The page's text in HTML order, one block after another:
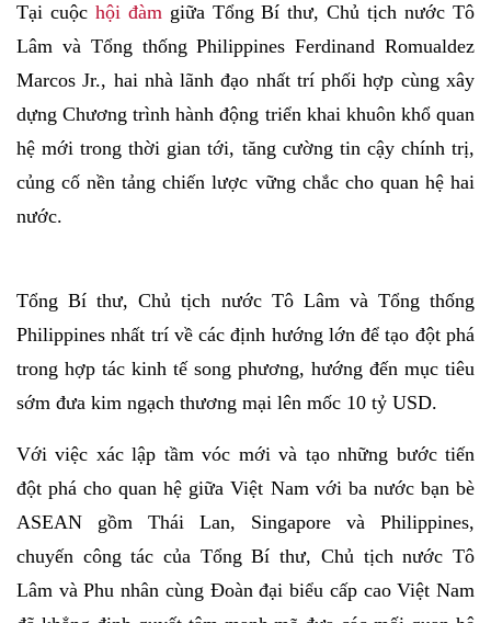
Tại cuộc hội đàmgiữa Tổng Bí thư, Chủ tịch nước Tô
Lâm và Tổng thống Philippines Ferdinand Romualdez
Marcos Jr., hai nhà lãnh đạo nhất trí phối hợp cùng xây
dựng Chương trình hành động triển khai khuôn khổ quan
hệ mới trong thời gian tới, tăng cường tin cậy chính trị,
củng cố nền tảng chiến lược vững chắc cho quan hệ hai
nước.
Tổng Bí thư, Chủ tịch nước Tô Lâm và Tổng thống
Philippines nhất trí về các định hướng lớn để tạo đột phá
trong hợp tác kinh tế song phương, hướng đến mục tiêu
sớm đưa kim ngạch thương mại lên mốc 10 tỷ USD.
Với việc xác lập tầm vóc mới và tạo những bước tiến
đột phá cho quan hệ giữa Việt Nam với ba nước bạn bè
ASEAN gồm Thái Lan, Singapore và Philippines,
chuyến công tác của Tổng Bí thư, Chủ tịch nước Tô
Lâm và Phu nhân cùng Đoàn đại biểu cấp cao Việt Nam